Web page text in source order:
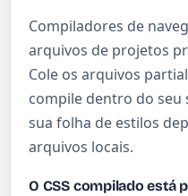
Compiladores de
arquivos de projetos
Cole os arquivos
compile dentro do seu
sua folha de estilos
arquivos locais.
O CSS compilado está